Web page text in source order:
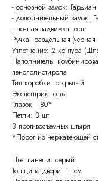
- основной замок: Гардиан
- дополнительный замок:
- ночная задвижка: есть
Ручка: раздельная (черная
Уплотнение: 2 контура
Наполнитель:
пенополистирола
Тип коробки: открытый
Эксцентрик: есть
Глазок: 180*
Петли: 3 шт
3 противосъемных штыря
*Порог из нержавеющей
Цвет панели: серый
Толщина двери: 11 см